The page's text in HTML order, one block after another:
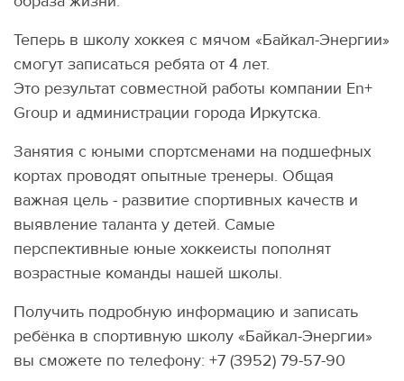
Теперь в школу хоккея с мячом «Байкал-Энергии»
смогут записаться ребята от 4 лет.
Это результат совместной работы компании En+
Group и администрации города Иркутска.
Занятия с юными спортсменами на подшефных
кортах проводят опытные тренеры. Общая
важная цель - развитие спортивных качеств и
выявление таланта у детей. Самые
перспективные юные хоккеисты пополнят
возрастные команды нашей школы.
Получить подробную информацию и записать
ребёнка в спортивную школу «Байкал-Энергии»
вы сможете по телефону: +7 (3952) 79-57-90